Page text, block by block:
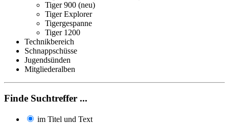
Tiger 900 (neu)
Tiger Explorer
Tigergespanne
Tiger 1200
Technikbereich
Schnappschüsse
Jugendsünden
Mitgliederalben
Finde Suchtreffer ...
im Titel und Text